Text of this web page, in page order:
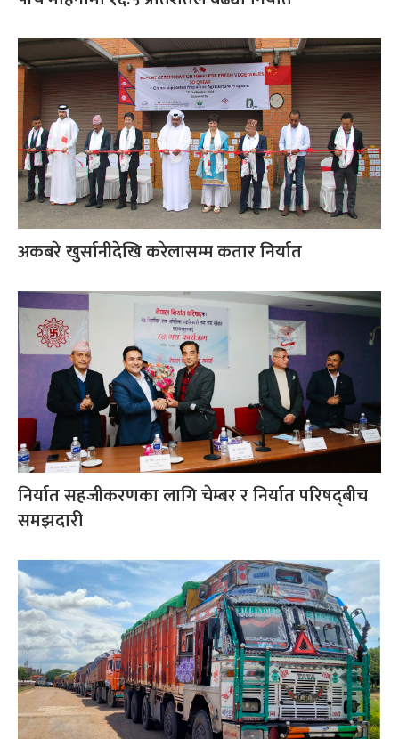
अकबरे खुर्सानीदेखि करेलासम्म कतार निर्यात
निर्यात सहजीकरणका लागि चेम्बर र निर्यात परिषद्‌बीच
समझदारी